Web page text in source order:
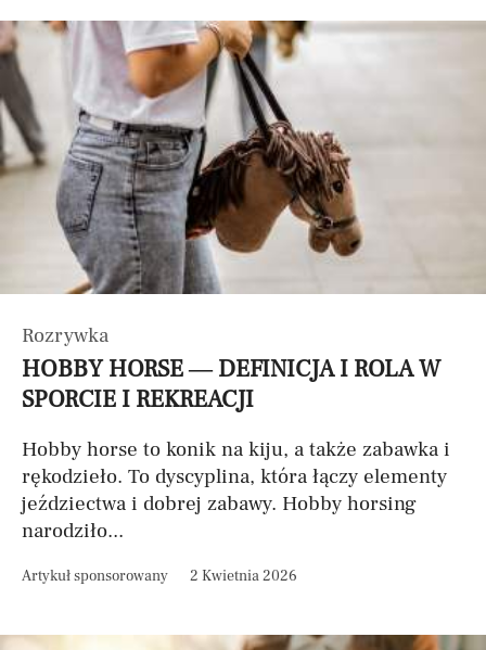
Rozrywka
HOBBY HORSE — DEFINICJA I ROLA W
SPORCIE I REKREACJI
Hobby horse to konik na kiju, a także zabawka i
rękodzieło. To dyscyplina, która łączy elementy
jeździectwa i dobrej zabawy. Hobby horsing
narodziło...
Artykuł sponsorowany 2 Kwietnia 2026